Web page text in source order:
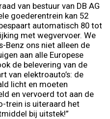
van bestuur van DB AG
goederentrein kan 52
automatisch 80 tot
met wegvervoer. We
Benz ons niet alleen de
aan alle Europese
de belevering van de
van elektroauto’s: de
licht en moeten
en vervoerd tot aan de
trein is uiteraard het
bij uitstek!”